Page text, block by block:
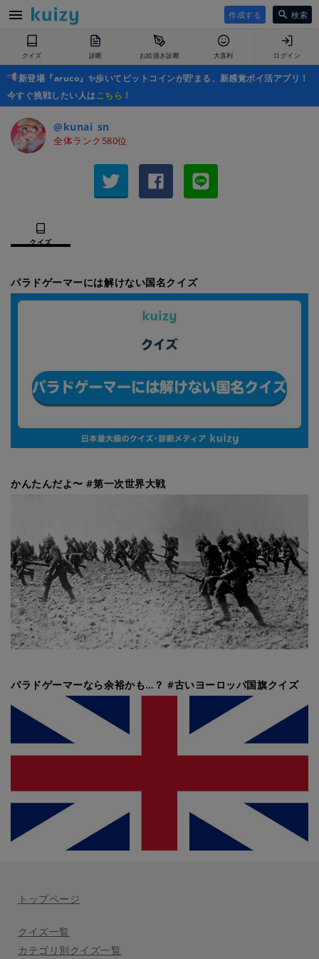
作成する 検索
クイズ 診断 お絵描き診断 大喜利 ログイン
新登場『aruco』✨歩いてビットコインが貯まる、新感覚ポイ活アプリ！
今すぐ挑戦したい人はこちら ！
@kunai_sn
全体ランク580位
クイズ
パラドゲーマーには解けない国名クイズ
かんたんだよ〜 #第一次世界大戦
パラドゲーマーなら余裕かも…？ #古いヨーロッパ国旗クイズ
トップページ
クイズ一覧
カテゴリ別クイズ一覧